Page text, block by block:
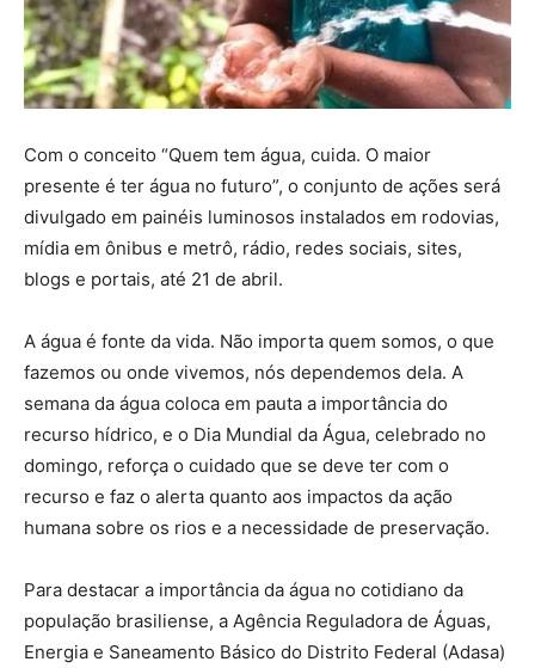
Com o conceito “Quem tem água, cuida. O maior
presente é ter água no futuro”, o conjunto de ações será
divulgado em painéis luminosos instalados em rodovias,
mídia em ônibus e metrô, rádio, redes sociais, sites,
blogs e portais, até 21 de abril.
A água é fonte da vida. Não importa quem somos, o que
fazemos ou onde vivemos, nós dependemos dela. A
semana da água coloca em pauta a importância do
recurso hídrico, e o Dia Mundial da Água, celebrado no
domingo, reforça o cuidado que se deve ter com o
recurso e faz o alerta quanto aos impactos da ação
humana sobre os rios e a necessidade de preservação.
Para destacar a importância da água no cotidiano da
população brasiliense, a Agência Reguladora de Águas,
Energia e Saneamento Básico do Distrito Federal (Adasa)